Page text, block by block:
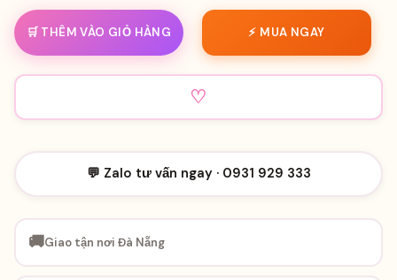
🛒 THÊM VÀO GIỎ HÀNG ⚡ MUA NGAY
♡
💬 Zalo tư vấn ngay · 0931 929 333
🚚Giao tận nơi Đà Nẵng